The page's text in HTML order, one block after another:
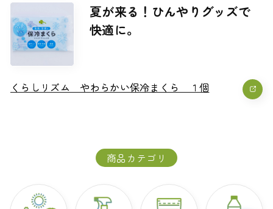
夏が来る！ひんやりグッズで
快適に。
くらしリズム やわらかい保冷まくら １個
くらしリズム やわらかい保冷まくら １個
商品カテゴリ